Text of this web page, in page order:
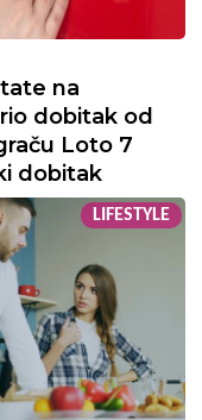
na
dobitak od
Loto 7
dobitak
LIFESTYLE